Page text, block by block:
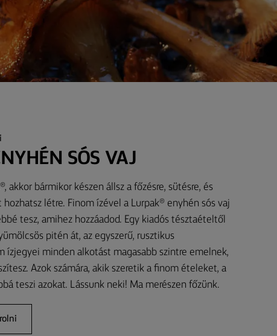
SÓS VAJ
akkor bármikor készen állsz a főzésre, sütésre, és
hozhatsz létre. Finom ízével a Lurpak® enyhén sós vaj
tesz, amihez hozzáadod. Egy kiadós tésztaételtől
pitén át, az egyszerű, rusztikus
ízjegyei minden alkotást magasabb szintre emelnek,
Azok számára, akik szeretik a finom ételeket, a
teszi azokat. Lássunk neki! Ma merészen főzünk.